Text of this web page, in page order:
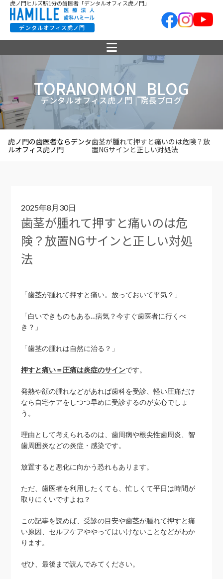
虎ノ門ヒルズ駅1分の歯医者「デンタルオフィス虎ノ門」
デンタルオフィス虎ノ門
TORANOMON_BLOG
デンタルオフィス虎ノ門 | 院長ブログ
虎ノ門の歯医者ならデンタ
ルオフィス虎ノ門
歯茎が腫れて押すと痛いのは危険？放
置NGサインと正しい対処法
2025年8月30日
歯茎が腫れて押すと痛いのは危
険？放置NGサインと正しい対処
法
「歯茎が腫れて押すと痛い。放っておいて平気？」
「白いできものもある…病気？今すぐ歯医者に行くべ
き？」
「歯茎の腫れは自然に治る？」
押すと痛い＝圧痛は炎症のサインです。
発熱や顔の腫れなどがあれば歯科を受診、軽い圧痛だけ
なら自宅ケアをしつつ早めに受診するのが安心でしょ
う。
理由として考えられるのは、歯周病や根尖性歯周炎、智
歯周囲炎などの炎症・感染です。
放置すると悪化に向かう恐れもあります。
ただ、歯医者を利用したくても、忙しくて平日は時間が
取りにくいですよね？
この記事を読めば、受診の目安や歯茎が腫れて押すと痛
い原因、セルフケアややってはいけないことなどがわか
ります。
ぜひ、最後まで読んでみてください。